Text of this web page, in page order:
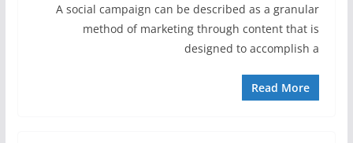
A social campaign can be described as a granular
method of marketing through content that is
designed to accomplish a
Read More